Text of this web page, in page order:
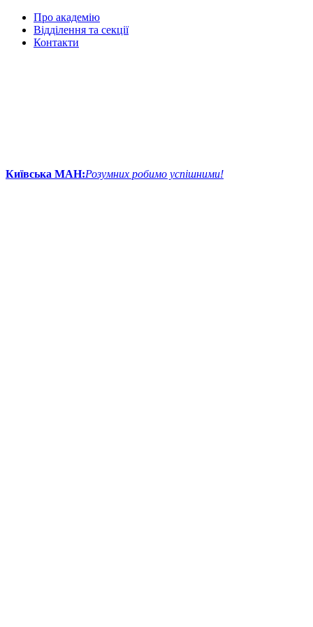
Про академію
Відділення та секції
Контакти
Київська МАН:Розумних робимо успішними!